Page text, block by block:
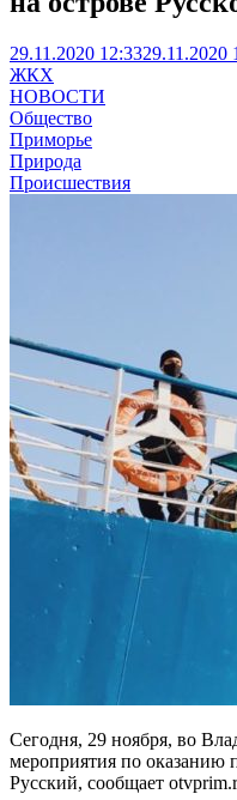
29.11.2020 12:3329.11.2020
ЖКХ
НОВОСТИ
Общество
Приморье
Природа
Происшествия
Сегодня, 29 ноября, во
мероприятия по оказанию
Русский, сообщает